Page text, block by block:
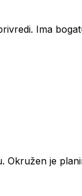
Ima
je